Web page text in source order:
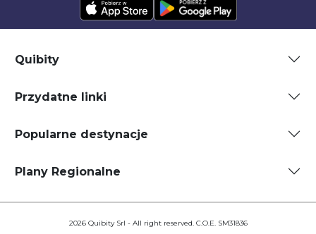
Quibity
Przydatne linki
Popularne destynacje
Plany Regionalne
2026 Quibity Srl - All right reserved. C.O.E. SM31836